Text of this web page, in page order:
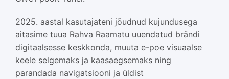
2025. aastal kasutajateni jõudnud kujundusega
aitasime tuua Rahva Raamatu uuendatud brändi
digitaalsesse keskkonda, muuta e-poe visuaalse
keele selgemaks ja kaasaegsemaks ning
parandada navigatsiooni ja üldist